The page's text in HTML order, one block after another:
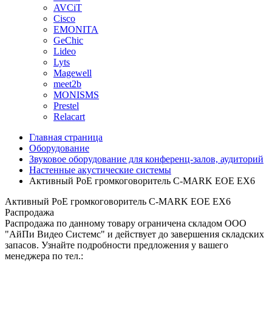
AVCiT
Cisco
EMONITA
GeChic
Lideo
Lyts
Magewell
meet2b
MONISMS
Prestel
Relacart
Главная страница
Оборудование
Звуковое оборудование для конференц-залов, аудиторий
Настенные акустические системы
Активный PoE громкоговоритель C-MARK EOE EX6
Активный PoE громкоговоритель C-MARK EOE EX6
Распродажа
Распродажа по данному товару ограничена складом ООО
"АйПи Видео Системс" и действует до завершения складских
запасов. Узнайте подробности предложения у вашего
менеджера по тел.: